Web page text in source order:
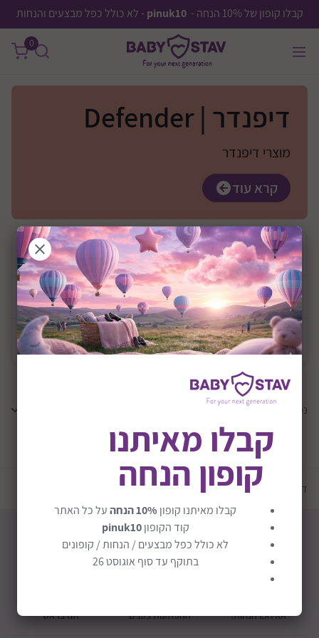
קבלו קופון של 10% הנחה - pinuk10 - לא כולל כפל מבצעים והנחות
0
דיפנדר | Defender
מוצרי דיפנדר
קרא עוד
בחריצרן
מחיר 0 ₪
—
0 ₪
משלוח
משלוח חינם
נמצאו תוצאות
טען עוד מוצרים
דף הבית יצרנים דיפנדר | Defender
EXTRA הנחות! ההפתעות בפנים תנו בראש
קבלו מאיתנו
קופון הנחה
קבלו מאיתנו קופון 10% הנחה
על כל האתר
קוד הקופוןpinuk10
לא כולל כפל מבצעים / הנחות / קופונים
בתוקף עד סוף אוגוסט 26